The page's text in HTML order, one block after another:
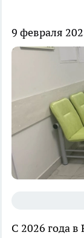
9 февраля
С 2026 года в